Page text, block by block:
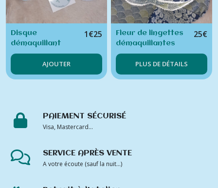
Disque
démaquillant
simple (unité)
1€25
AJOUTER
Fleur de lingettes
démaquillantes
fleurs bleues et
arabesques et
son pochon
25€
PLUS DE DÉTAILS
PAIEMENT SÉCURISÉ
Visa, Mastercard...
SERVICE APRÈS VENTE
A votre écoute (sauf la nuit...)